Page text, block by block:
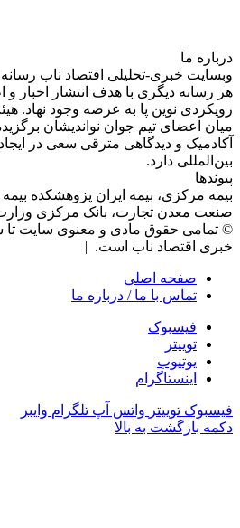
درباره‌ ما
وبسایت خبری-تحلیلی اقتصاد ناب
هر رسانه دیگری با هدف انتشار اخبار و
رویکردی نوین پا به عرصه وجود نهاد.
میان اعضای تیم جوان نواندیشان
آکادمیک و دیدگاهی‌ مترقی سعی در
بین‌المللی دارد.
پیوندها
بیمه مرکزی، بیمه ایران پزوهشکده
صنعت معدن تجارت، بانک مرکزی وزارت
خبری اقتصاد ناب است. |
صفحه اصلی
تماس با ما / درباره ما
فیسبوک
توییتر
یوتیوب
اینستاگرام
فیسبوک توییتر واتس آپ تلگرام وایبر
دکمه بازگشت به بالا